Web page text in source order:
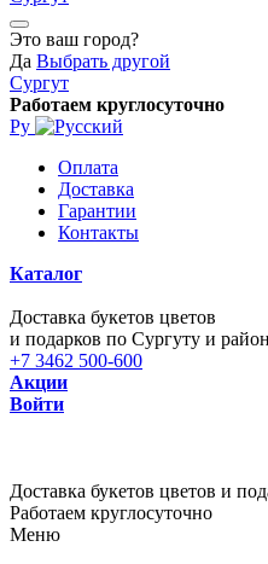
Это ваш город?
Да Выбрать другой
Сургут
Работаем круглосуточно
Ру
Оплата
Доставка
Гарантии
Контакты
Каталог
Доставка букетов цветов
и подарков по Сургуту и
+7 3462 500-600
Акции
Войти
Доставка букетов цветов и
Работаем круглосуточно
Меню